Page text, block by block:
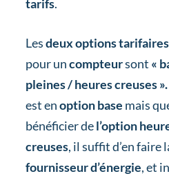
tarifs.
Lesdeux options tarifaires
pour uncompteursont «
pleines / heures creuses ».
est enoption base mais
bénéficier del’option
creuses, il suffit d’en faire
fournisseur d’énergie, et